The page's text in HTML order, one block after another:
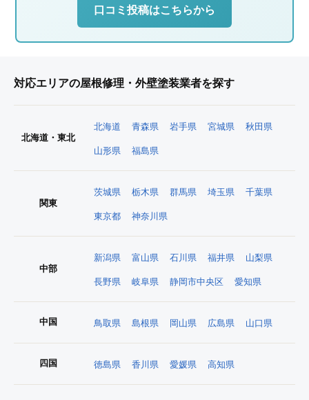
口コミ投稿はこちらから
対応エリアの屋根修理・外壁塗装業者を探す
北海道・東北
北海道 青森県 岩手県 宮城県 秋田県
山形県 福島県
関東
茨城県 栃木県 群馬県 埼玉県 千葉県
東京都 神奈川県
中部
新潟県 富山県 石川県 福井県 山梨県
長野県 岐阜県 静岡市中央区 愛知県
中国 鳥取県 島根県 岡山県 広島県 山口県
四国 徳島県 香川県 愛媛県 高知県